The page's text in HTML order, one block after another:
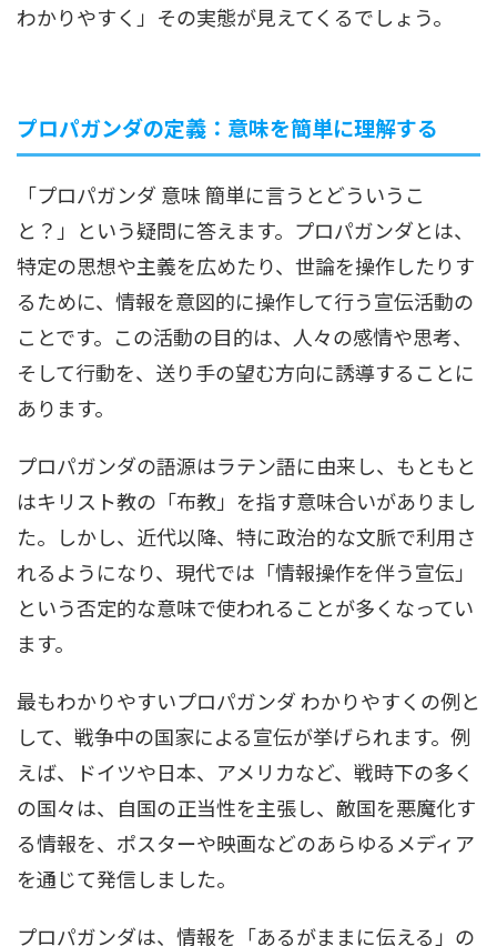
わかりやすく」その実態が見えてくるでしょう。
プロパガンダの定義：意味を簡単に理解する
「プロパガンダ 意味 簡単に言うとどういうこ
と？」という疑問に答えます。プロパガンダとは、
特定の思想や主義を広めたり、世論を操作したりす
るために、情報を意図的に操作して行う宣伝活動の
ことです。この活動の目的は、人々の感情や思考、
そして行動を、送り手の望む方向に誘導することに
あります。
プロパガンダの語源はラテン語に由来し、もともと
はキリスト教の「布教」を指す意味合いがありまし
た。しかし、近代以降、特に政治的な文脈で利用さ
れるようになり、現代では「情報操作を伴う宣伝」
という否定的な意味で使われることが多くなってい
ます。
最もわかりやすいプロパガンダ わかりやすくの例と
して、戦争中の国家による宣伝が挙げられます。例
えば、ドイツや日本、アメリカなど、戦時下の多く
の国々は、自国の正当性を主張し、敵国を悪魔化す
る情報を、ポスターや映画などのあらゆるメディア
を通じて発信しました。
プロパガンダは、情報を「あるがままに伝える」の